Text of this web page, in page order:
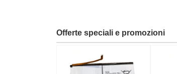
Offerte speciali e promozioni